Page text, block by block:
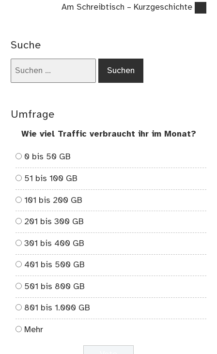
Nächster
Am Schreibtisch – Kurzgeschichte
Suche
Umfrage
Wie viel Traffic verbraucht ihr im Monat?
0 bis 50 GB
51 bis 100 GB
101 bis 200 GB
201 bis 300 GB
301 bis 400 GB
401 bis 500 GB
501 bis 800 GB
801 bis 1.000 GB
Mehr